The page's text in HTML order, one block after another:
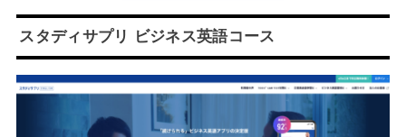
スタディサプリ ビジネス英語コース